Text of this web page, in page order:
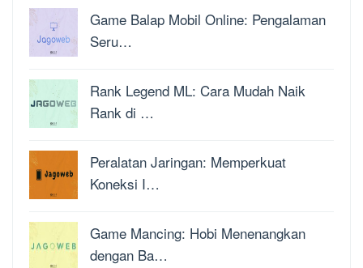
Game Balap Mobil Online: Pengalaman
Seru…
Rank Legend ML: Cara Mudah Naik
Rank di …
Peralatan Jaringan: Memperkuat
Koneksi I…
Game Mancing: Hobi Menenangkan
dengan Ba…